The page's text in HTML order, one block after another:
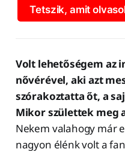
Tetszik, amit
Volt lehetőségem az
nővérével, aki azt
szórakoztatta őt, a
Mikor születtek meg
Nekem valahogy már
nagyon élénk volt a